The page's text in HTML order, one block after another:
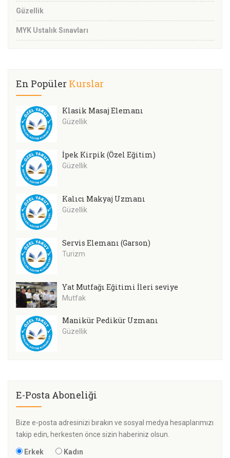
Güzellik
MYK Ustalık Sınavları
En Popüler Kurslar
Klasik Masaj Elemanı
Güzellik
İpek Kirpik (Özel Eğitim)
Güzellik
Kalıcı Makyaj Uzmanı
Güzellik
Servis Elemanı (Garson)
Turizm
Yat Mutfağı Eğitimi İleri seviye
Mutfak
Manikür Pedikür Uzmanı
Güzellik
E-Posta Aboneliği
Bize e-posta adresinizi bırakın ve sosyal medya hesaplarımızı
takip edin, herkesten önce sizin haberiniz olsun.
Erkek Kadın